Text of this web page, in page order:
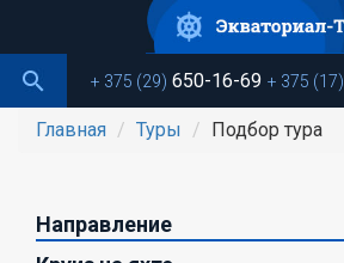
основному
содержанию+ 375 (29) 650-16-69 + 375 (17)
Главная Туры Подбор тура